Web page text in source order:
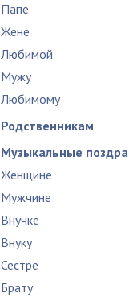
Папе
Жене
Любимой
Мужу
Любимому
Родственникам
Музыкальные
Женщине
Мужчине
Внучке
Внуку
Сестре
Брату